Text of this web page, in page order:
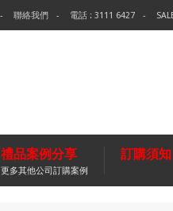
聯絡我們 電話 : 3111 6427
禮品案例分享
更多其他公司訂購案例
訂購須知